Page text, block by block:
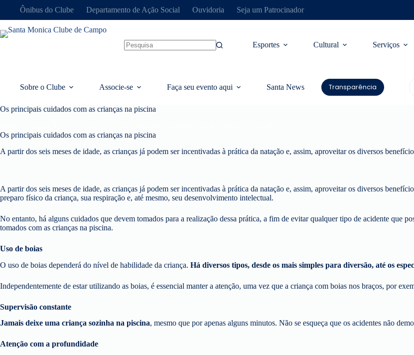
o
conteúdo
Ônibus do Clube Departamento de Ação Social Ouvidoria Seja um Patrocinador
Esportes Cultural Serviços
Sobre o Clube Associe-se Faça seu evento aqui Santa News Transparência
Os principais cuidados com as crianças na piscina
Os principais cuidados com as crianças na piscina
A partir dos seis meses de idade, as crianças já podem ser incentivadas à prática da natação e, assim, aproveitar os diversos
A partir dos seis meses de idade, as crianças já podem ser incentivadas à prática da natação e, assim, aproveitar os diversos
preparo físico da criança, sua respiração e, até mesmo, seu desenvolvimento intelectual.
No entanto, há alguns cuidados que devem tomados para a realização dessa prática, a fim de evitar qualquer tipo de acidente que
tomados com as crianças na piscina.
Uso de boias
O uso de boias dependerá do nível de habilidade da criança. Há diversos tipos, desde os mais simples para diversão, até os
Independentemente de estar utilizando as boias, é essencial manter a atenção, uma vez que a criança com boias nos braços, por
Supervisão constante
Jamais deixe uma criança sozinha na piscina, mesmo que por apenas alguns minutos. Não se esqueça que os acidentes não
Atenção com a profundidade